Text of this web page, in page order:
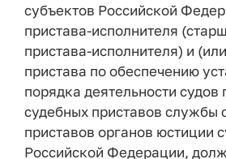
субъектов Российской
пристава-исполнителя
пристава-исполнителя) и
пристава по обеспечению
порядка деятельности судов
судебных приставов службы
приставов органов юстиции
Российской Федерации,